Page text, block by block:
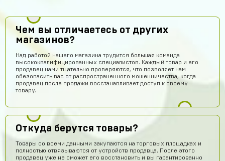
Чем вы отличаетесь от других
магазинов?
Над работой нашего магазина трудится большая команда
высококвалифицированных специалистов. Каждый товар и его
продавец нами тщательно проверяются, что позволяет нам
обезопасить вас от распространенного мошенничества, когда
продавец после продажи восстанавливает доступ к своему
товару.
Откуда берутся товары?
Товары со всеми данными закупаются на торговых площадках и
полностью отвязываются от устройств продавца. После этого
продавец уже не сможет его восстановить и вы гарантированно